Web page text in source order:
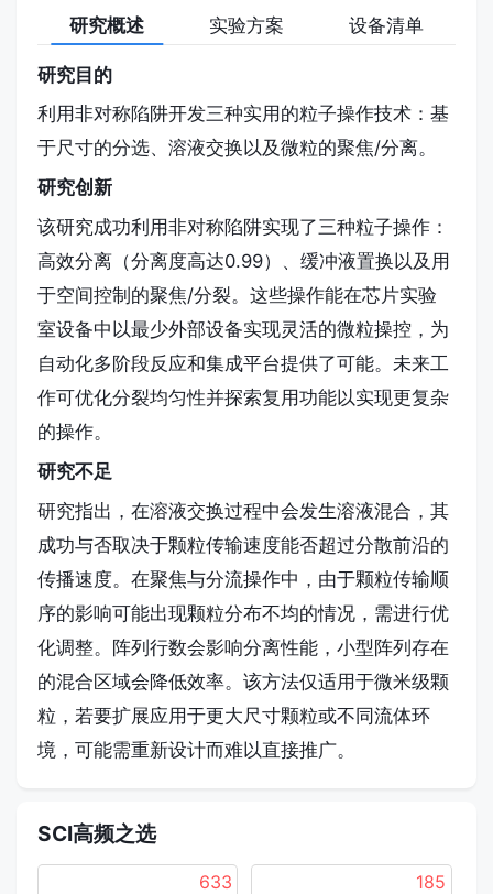
另一种溶液完成溶液交换。最后，利用非对称陷阱
在包含非对称陷阱的任意闭合流体回路中，通过非
声学振荡流实现，为在集成化芯片实验室平台上以
最小外部设备灵活控制微粒开辟了新途径。
研究概述
实验方案 设备清单
研究目的
利用非对称陷阱开发三种实用的粒子操作技术：基
于尺寸的分选、溶液交换以及微粒的聚焦/分离。
研究创新
该研究成功利用非对称陷阱实现了三种粒子操作：
高效分离（分离度高达0.99）、缓冲液置换以及用
于空间控制的聚焦/分裂。这些操作能在芯片实验
室设备中以最少外部设备实现灵活的微粒操控，为
自动化多阶段反应和集成平台提供了可能。未来工
作可优化分裂均匀性并探索复用功能以实现更复杂
的操作。
研究不足
研究指出，在溶液交换过程中会发生溶液混合，其
成功与否取决于颗粒传输速度能否超过分散前沿的
传播速度。在聚焦与分流操作中，由于颗粒传输顺
序的影响可能出现颗粒分布不均的情况，需进行优
化调整。阵列行数会影响分离性能，小型阵列存在
的混合区域会降低效率。该方法仅适用于微米级颗
粒，若要扩展应用于更大尺寸颗粒或不同流体环
境，可能需重新设计而难以直接推广。
SCI高频之选
633 185